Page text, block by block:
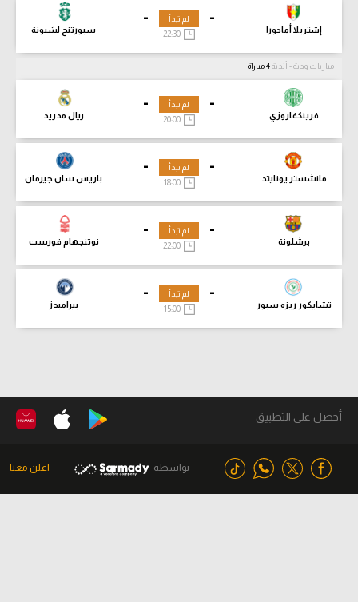
-
إشتريلا أمادورا
-
سبورتنج لشبونة
لم تبدأ
مباريات ودية - أندية
-
فرينكفاروزي
-
ريال مدريد
لم تبدأ
-
مانشستر يونايتد
-
باريس سان جيرمان
لم تبدأ
18:00
-
برشلونة
-
نوتنجهام فورست
لم تبدأ
-
تشايكور ريزه سبور
-
بيراميدز
لم تبدأ
15:00
أحصل على التطبيق
بواسطة اعلن معنا